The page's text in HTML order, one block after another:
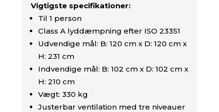
Vigtigste specifikationer:
Til 1 person
Class A lyddæmpning efter ISO 23351
Udvendige mål: B: 120 cm x D: 120 cm x
H: 231 cm
Indvendige mål: B: 102 cm x D: 102 cm x
H: 210 cm
Vægt: 330 kg
Justerbar ventilation med tre niveauer